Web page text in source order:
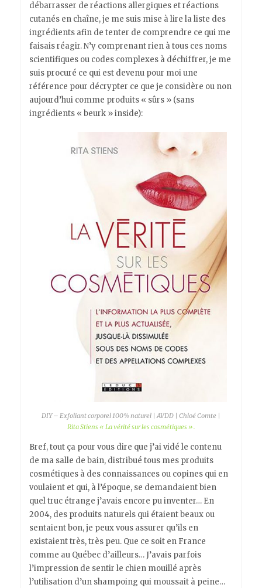
débarrasser de réactions allergiques et réactions
cutanés en chaîne, je me suis mise à lire la liste des
ingrédients afin de tenter de comprendre ce qui me
faisais réagir. N’y comprenant rien à tous ces noms
scientifiques ou codes complexes à déchiffrer, je me
suis procuré ce qui est devenu pour moi une
référence pour décrypter ce que je considère ou non
aujourd’hui comme produits « sûrs » (sans
ingrédients « beurk » inside):
DIY – Exfoliant corporel 100% naturel | AVDD | Chloé Comte |
Rita Stiens « La vérité sur les cosmétiques ».
Bref, tout ça pour vous dire que j’ai vidé le contenu
de ma salle de bain, distribué tous mes produits
cosmétiques à des connaissances ou copines qui en
voulaient et qui, à l’époque, se demandaient bien
quel truc étrange j’avais encore pu inventer… En
2004, des produits naturels qui étaient beaux ou
sentaient bon, je peux vous assurer qu’ils en
existaient très, très peu. Que ce soit en France
comme au Québec d’ailleurs… J’avais parfois
l’impression de sentir le chien mouillé après
l’utilisation d’un shampoing qui moussait à peine…